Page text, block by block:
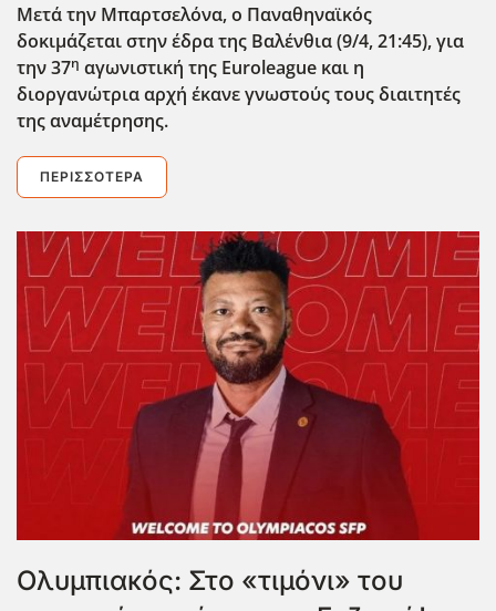
Μετά την Μπαρτσελόνα, ο Παναθηναϊκός
δοκιμάζεται στην έδρα της Βαλένθια (9/4, 21:45), για
την 37η αγωνιστική της Euroleague και η
διοργανώτρια αρχή έκανε γνωστούς τους διαιτητές
της αναμέτρησης.
ΠΕΡΙΣΣΌΤΕΡΑ
Ολυμπιακός: Στο «τιμόνι» του